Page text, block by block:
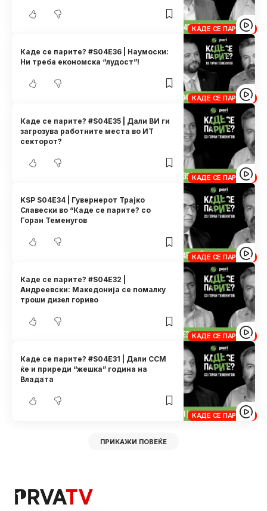
КАДЕ СЕ ПАРИТЕ?
КАДЕ СЕ ПАРИТЕ?
Каде се парите? #S04E36 | Наумоски:
Ни треба економска “лудост”!
КАДЕ СЕ ПАРИТЕ?
Каде се парите? #S04E35 | Дали ВИ ги
загрозува работните места во ИТ
секторот?
КАДЕ СЕ ПАРИТЕ?
KSP S04E34 | Гувернерот Трајко
Славески во “Каде се парите? со
Горан Теменугов
КАДЕ СЕ ПАРИТЕ?
Каде се парите? #S04E32 |
Андреевски: Македонија се помалку
троши дизел гориво
КАДЕ СЕ ПАРИТЕ?
Каде се парите? #S04E31 | Дали ССМ
ќе и приреди “жешка” година на
Владата
ПРИКАЖИ ПОВЕЌЕ